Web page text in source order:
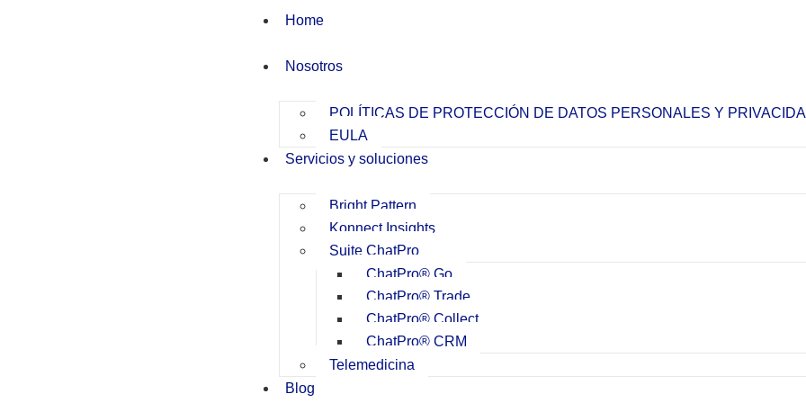
Home
Nosotros
POLÍTICAS DE PROTECCIÓN DE DATOS PERSONALES Y
EULA
Servicios y soluciones
Bright Pattern
Konnect Insights
Suite ChatPro
ChatPro® Go
ChatPro® Trade
ChatPro® Collect
ChatPro® CRM
Telemedicina
Blog